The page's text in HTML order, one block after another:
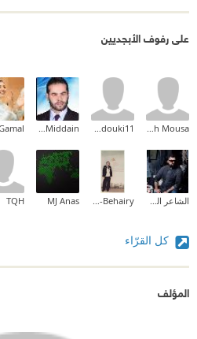
على رفوف الأبجديين
Falah Mousa
yacinesadouki11
Hussein M. AbuMiddain
الشاعر الحسيني فراس الزيرجاوي Sarah El-Behairy
MJ Anas
TQH
كل القرّاء
المؤلف